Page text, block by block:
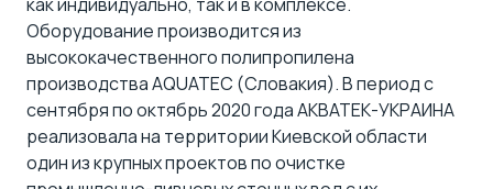
Оборудование производится из
высококачественного полипропилена
производства AQUATEC (Словакия). В период с
сентября по октябрь 2020 года АКВАТЕК-УКРАИНА
реализовала на территории Киевской области
один из крупных проектов по очистке